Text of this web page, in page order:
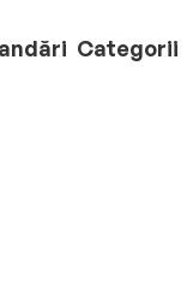
Categorii